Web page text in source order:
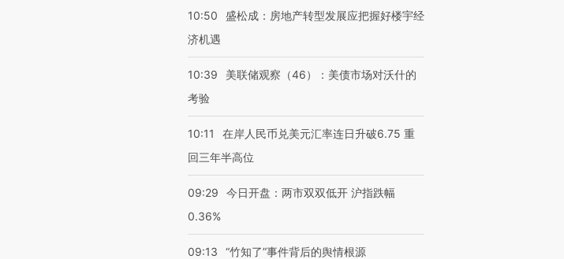
10:50
盛松成：房地产转型发展应把握好楼宇经
济机遇
10:39
美联储观察（46）：美债市场对沃什的
考验
10:11
在岸人民币兑美元汇率连日升破6.75 重
回三年半高位
09:29
今日开盘：两市双双低开 沪指跌幅
0.36%
09:13 “竹知了”事件背后的舆情根源